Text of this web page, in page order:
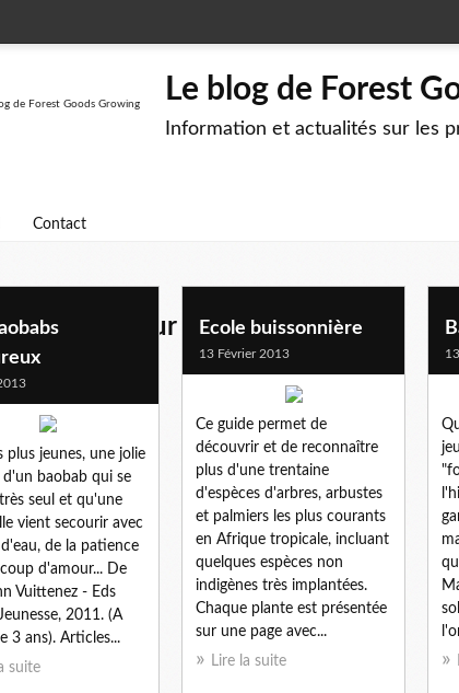
Le blog de Forest
Information et actualités sur les
Contact
feuilles pour jeunes plants
plus jeunes, une jolie
d'un baobab qui se
seul et qu'une
vient secourir avec
de la patience
d'amour... De
Vuittenez - Eds
2011. (A
3 ans). Articles...
suite
Ecole buissonnière
13 Février 2013
Ce guide permet de
découvrir et de reconnaître
plus d'une trentaine
d'espèces d'arbres, arbustes
et palmiers les plus courants
en Afrique tropicale, incluant
quelques espèces non
indigènes très implantées.
Chaque plante est présentée
sur une page avec...
Lire la suite